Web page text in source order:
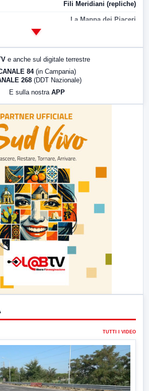
Fili Meridiani (repliche)
La Mappa dei Piaceri
LabNews (replica)
e anche sul digitale terrestre
84 (in Campania)
268 (DDT Nazionale)
E sulla nostra APP
TUTTI I VIDEO